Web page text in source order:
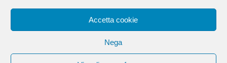
Accetta cookie
Nega
pubblico dominio. Se il loro uso costituisce una violazione dei